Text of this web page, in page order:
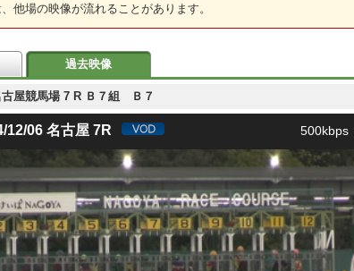
他場の映像が流れることがあります。
過去映像
古屋競馬場 7 R Ｂ７組 Ｂ７
12/06 名古屋 7R 500kbps